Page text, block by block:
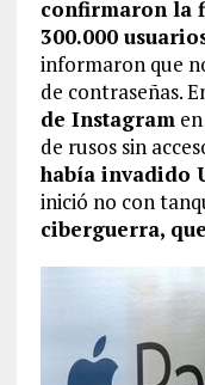
confirmaron la
300.000
informaron que
de contraseñas.
de Instagramen
de rusos sin
había invadido
inició no con
ciberguerra,